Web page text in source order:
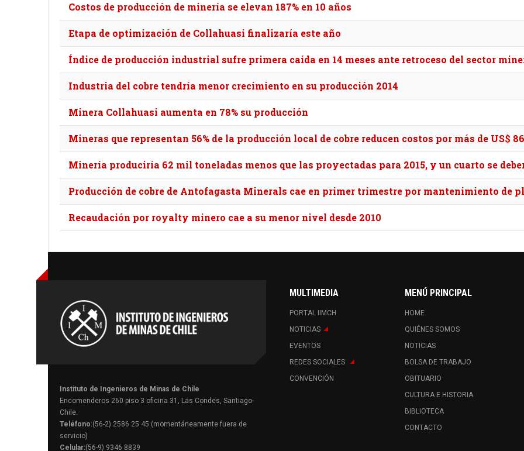
Costos de producción de minería se elevan 187% en 10 años
Etapa de optimización de Collahuasi finalizaría este año
Índice de producción industrial sufre primera caída en 14 meses ante retroceso del sector
Industria del cobre tendría menor crecimiento en su producción 2014
Minera Collahuasi aumenta en 78% su producción
Mineras que representan 56% de la producción local de cobre reducen costos por más de US$
Minería produciría 62 mil toneladas menos que las proyectadas para 2015, y un cuarto se
Producción de cobre de Antofagasta Minerals cae en primer trimestre por mantenimiento de
Recaudación por royalty minero cae a su menor nivel desde 2010
Instituto de Ingenieros de Minas de Chile
Encomenderos 260 piso 3 oficina 31, Las Condes, Santiago-
Chile.
Teléfono:(56-2) 2586 25 45 (momentáneamente fuera de
servicio)
Celular:(56-9) 9346 8839
MULTIMEDIA
PORTAL IIMCH
NOTICIAS
EVENTOS
REDES SOCIALES
CONVENCIÓN
MENÚ PRINCIPAL
HOME
QUIÉNES SOMOS
NOTICIAS
BOLSA DE TRABAJO
OBITUARIO
CULTURA E HISTORIA
BIBLIOTECA
CONTACTO